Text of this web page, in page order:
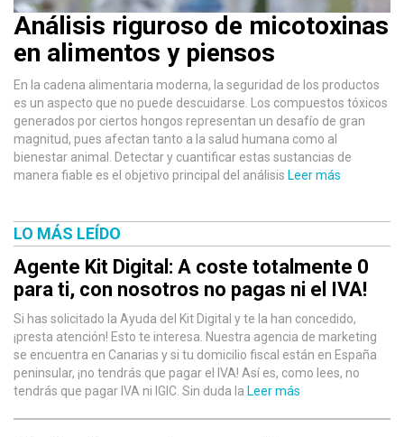
Análisis riguroso de micotoxinas
en alimentos y piensos
En la cadena alimentaria moderna, la seguridad de los productos
es un aspecto que no puede descuidarse. Los compuestos tóxicos
generados por ciertos hongos representan un desafío de gran
magnitud, pues afectan tanto a la salud humana como al
bienestar animal. Detectar y cuantificar estas sustancias de
manera fiable es el objetivo principal del análisis Leer más
LO MÁS LEÍDO
Agente Kit Digital: A coste totalmente 0
para ti, con nosotros no pagas ni el IVA!
Si has solicitado la Ayuda del Kit Digital y te la han concedido,
¡presta atención! Esto te interesa. Nuestra agencia de marketing
se encuentra en Canarias y si tu domicilio fiscal están en España
peninsular, ¡no tendrás que pagar el IVA! Así es, como lees, no
tendrás que pagar IVA ni IGIC. Sin duda la Leer más